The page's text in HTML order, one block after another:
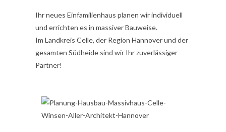
Ihr neues Einfamilienhaus planen wir individuell
und errichten es in massiver Bauweise.
Im Landkreis Celle, der Region Hannover und der
gesamten Südheide sind wir Ihr zuverlässiger
Partner!